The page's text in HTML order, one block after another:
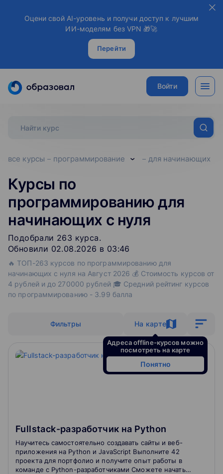
Оцени свой AI-уровень и получи доступ к лучшим
ИИ-моделям без VPN 🎁🚀
Перейти
Войти
все курсы программирование для начинающих
Курсы по
программированию для
начинающих с нуля
Подобрали 263 курса.
Обновили 02.08.2026 в 03:46
🔥 ТОП-263 курсов по программированию для
начинающих с нуля на Август 2026 💰 Стоимость курсов от
4 рублей и до 270000 рублей 🎓 Средний рейтинг курсов
по программированию - 3.99 балла
На карте
Адреса offline-курсов можно
посмотреть на карте
Понятно
Фильтры
Fullstack-разработчик на Python
Научитесь самостоятельно создавать сайты и веб-
приложения на Python и JavaScript Выполните 42
проекта для портфолио и получите опыт работы в
команде с Python-разработчиками Сможете начать